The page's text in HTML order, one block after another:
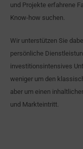
und Projekte erfahrene
Know-how suchen.
Wir unterstützen Sie
persönliche
investitionsintensives
weniger um den
aber um einen
und Markteintritt.